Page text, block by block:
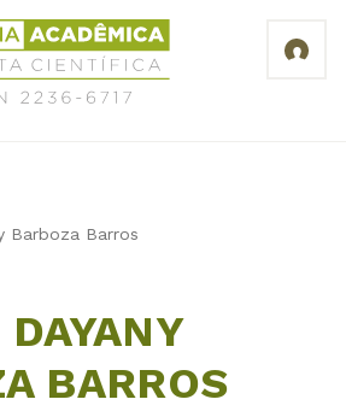
Barboza Barros
BARROS